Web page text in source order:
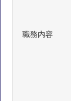
職務内容